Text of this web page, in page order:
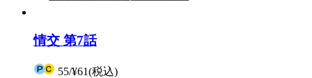
情交 第7話
55/¥61(税込)